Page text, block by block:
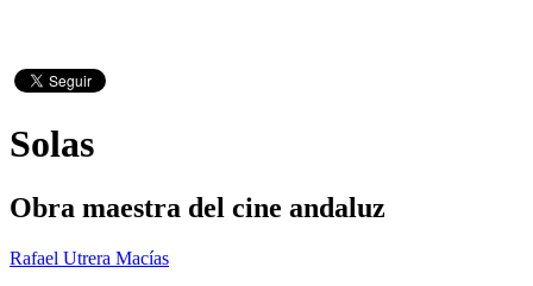
Solas
Obra maestra del cine andaluz
Rafael Utrera Macías